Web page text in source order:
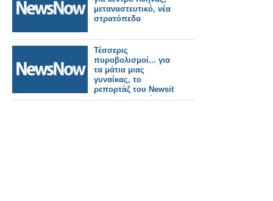
μεταναστευτικό, νέα
στρατόπεδα
Τέσσερις
πυροβολισμοί... για
τα μάτια μιας
γυναίκας, το
ρεπορτάζ του Newsit
για την Καλλιθέα